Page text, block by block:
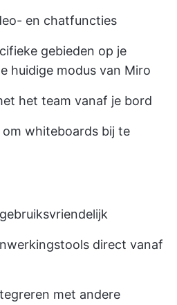
en chatfuncties
gebieden op je
huidige modus van Miro
het team vanaf je bord
whiteboards bij te
direct vanaf
met andere